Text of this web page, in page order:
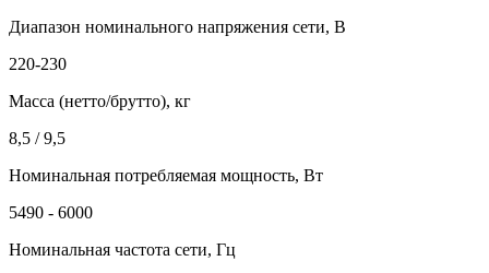
Диапазон номинального напряжения сети, В
220-230
Масса (нетто/брутто), кг
8,5 / 9,5
Номинальная потребляемая мощность, Вт
5490 - 6000
Номинальная частота сети, Гц